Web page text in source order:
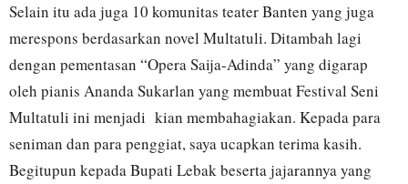
Selain itu ada juga 10 komunitas teater Banten yang juga
merespons berdasarkan novel Multatuli. Ditambah lagi
dengan pementasan “Opera Saija-Adinda” yang digarap
oleh pianis Ananda Sukarlan yang membuat Festival Seni
Multatuli ini menjadi kian membahagiakan. Kepada para
seniman dan para penggiat, saya ucapkan terima kasih.
Begitupun kepada Bupati Lebak beserta jajarannya yang